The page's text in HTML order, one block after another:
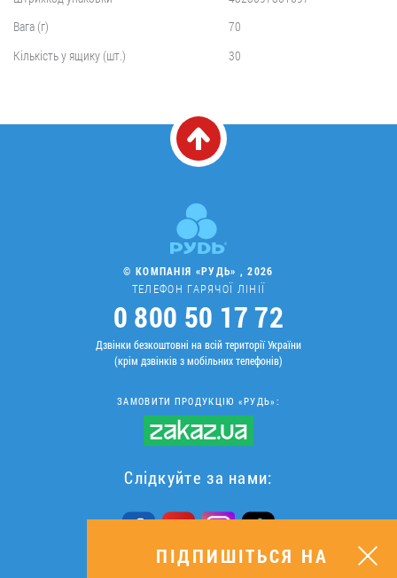
Вага (г)
70
Кількість у ящику (шт.)
30
© КОМПАНІЯ «РУДЬ» , 2026
ТЕЛЕФОН ГАРЯЧОЇ ЛІНІЇ
0 800 50 17 72
Дзвінки безкоштовні на всій території України
(крім дзвінків з мобільних телефонів)
ЗАМОВИТИ ПРОДУКЦІЮ «РУДЬ»:
Слідкуйте за нами:
ПІДПИШІТЬСЯ НА